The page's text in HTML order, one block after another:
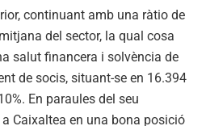
continuant amb una ràtio de
del sector, la qual cosa
salut financera i solvència de
de socis, situant-se en 16.394
En paraules del seu
Caixaltea en una bona posició